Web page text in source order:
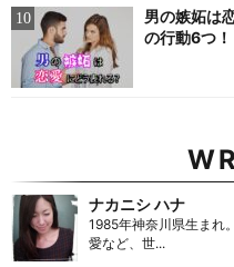
男の嫉妬は
の行動6つ！
ナカニシ ハナ
1985年神奈川県生まれ
愛など、世...